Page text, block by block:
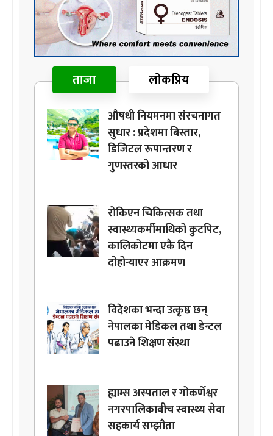
ताजा लोकप्रिय
औषधी नियमनमा संरचनागत
सुधार : प्रदेशमा बिस्तार,
डिजिटल रूपान्तरण र
गुणस्तरको आधार
रोकिएन चिकित्सक तथा
स्वास्थ्यकर्मीमाथिको कुटपिट,
कालिकोटमा एकै दिन
दोहोर्‍याएर आक्रमण
विदेशका भन्दा उत्कृष्ठ छन्
नेपालका मेडिकल तथा डेन्टल
पढाउने शिक्षण संस्था
ह्याम्स अस्पताल र गोकर्णेश्वर
नगरपालिकाबीच स्वास्थ्य सेवा
सहकार्य सम्झौता